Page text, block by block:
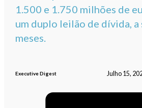
1.500 e 1.750 milhões de
um duplo leilão de dívida, a
meses.
Executive Digest Julho 15,